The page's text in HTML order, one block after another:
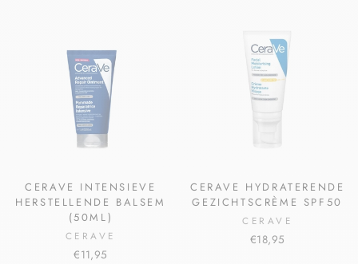
CERAVE INTENSIEVE
HERSTELLENDE BALSEM
(50ML)
CERAVE
€11,95
CERAVE HYDRATERENDE
GEZICHTSCRÈME SPF50
CERAVE
€18,95